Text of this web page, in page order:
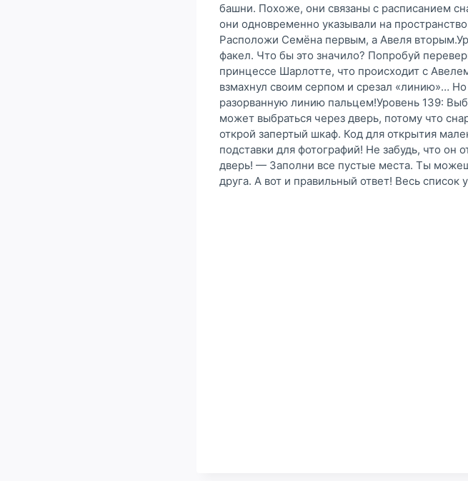
башни. Похоже, они связаны с расписанием
они одновременно указывали на
Расположи Семёна первым, а Авеля
факел. Что бы это значило? Попробуй
принцессе Шарлотте, что происходит с
взмахнул своим серпом и срезал «линию»…
разорванную линию пальцем!Уровень 139:
может выбраться через дверь, потому что
открой запертый шкаф. Код для открытия
подставки для фотографий! Не забудь, что он
дверь! — Заполни все пустые места. Ты
друга. А вот и правильный ответ! Весь список